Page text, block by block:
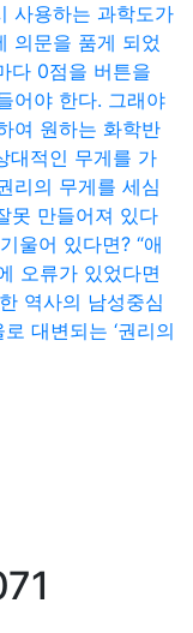
사용하는 과학도가
의문을 품게 되었
다 0점을 버튼을
어야 한다. 그래야
여 원하는 화학반
대적인 무게를 가
리의 무게를 세심
못 만들어져 있다
울어 있다면? “애
오류가 있었다면
역사의 남성중심
대변되는 ‘권리의